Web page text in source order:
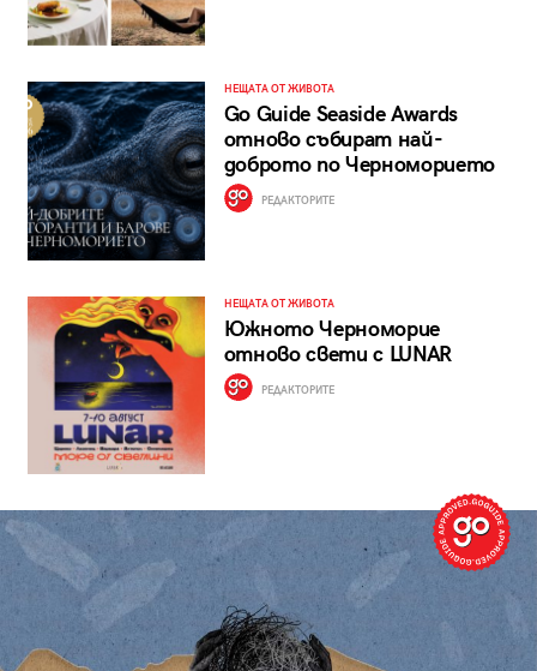
НЕЩАТА ОТ ЖИВОТА
Go Guide Seaside Awards
отново събират най-
доброто по Черноморието
РЕДАКТОРИТЕ
НЕЩАТА ОТ ЖИВОТА
Южното Черноморие
отново свети с LUNAR
РЕДАКТОРИТЕ